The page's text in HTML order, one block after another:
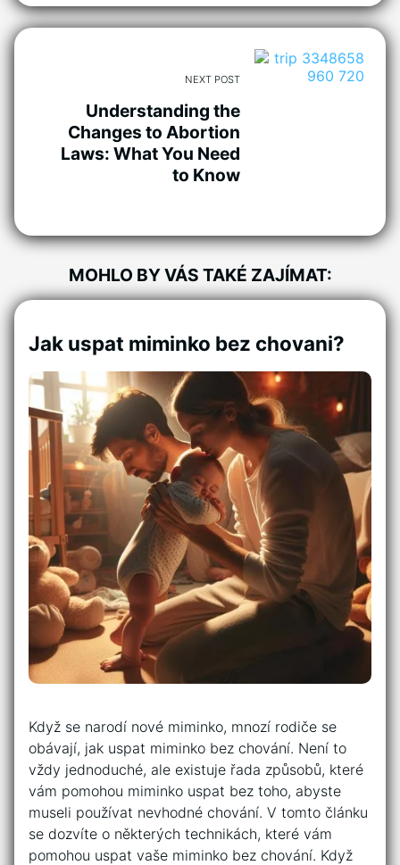
NEXT POST
Understanding the
Changes to Abortion
Laws: What You Need
to Know
MOHLO BY VÁS TAKÉ ZAJÍMAT:
Jak uspat miminko bez chovani?
Když se narodí nové miminko, mnozí rodiče se
obávají, jak uspat miminko bez chování. Není to
vždy jednoduché, ale existuje řada způsobů, které
vám pomohou miminko uspat bez toho, abyste
museli používat nevhodné chování. V tomto článku
se dozvíte o některých technikách, které vám
pomohou uspat vaše miminko bez chování. Když